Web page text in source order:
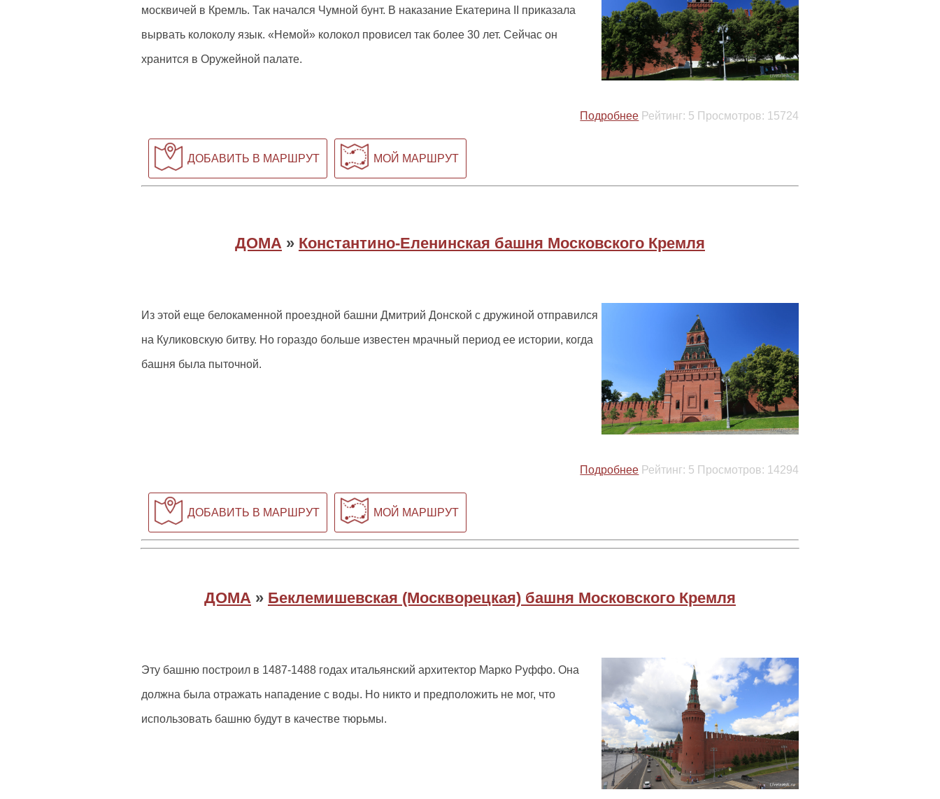
москвичей в Кремль. Так начался Чумной бунт. В наказание Екатерина II приказала
вырвать колоколу язык. «Немой» колокол провисел так более 30 лет. Сейчас он
хранится в Оружейной палате.
Подробнее Рейтинг: 5 Просмотров: 15724
ДОБАВИТЬ В МАРШРУТ МОЙ МАРШРУТ
ДОМА » Константино-Еленинская башня Московского Кремля
Из этой еще белокаменной проездной башни Дмитрий Донской с дружиной отправился
на Куликовскую битву. Но гораздо больше известен мрачный период ее истории, когда
башня была пыточной.
Подробнее Рейтинг: 5 Просмотров: 14294
ДОБАВИТЬ В МАРШРУТ МОЙ МАРШРУТ
ДОМА » Беклемишевская (Москворецкая) башня Московского Кремля
Эту башню построил в 1487-1488 годах итальянский архитектор Марко Руффо. Она
должна была отражать нападение с воды. Но никто и предположить не мог, что
использовать башню будут в качестве тюрьмы.